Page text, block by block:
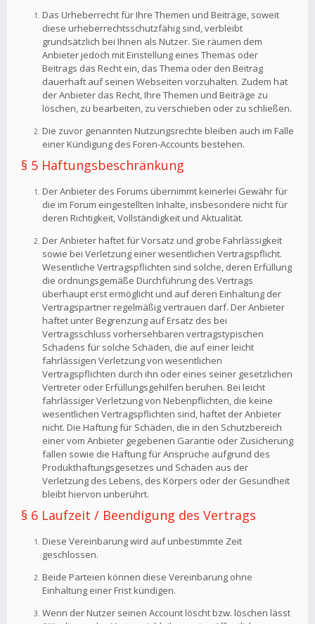
Das Urheberrecht für Ihre Themen und Beiträge, soweit
diese urheberrechtsschutzfähig sind, verbleibt
grundsätzlich bei Ihnen als Nutzer. Sie räumen dem
Anbieter jedoch mit Einstellung eines Themas oder
Beitrags das Recht ein, das Thema oder den Beitrag
dauerhaft auf seinen Webseiten vorzuhalten. Zudem hat
der Anbieter das Recht, Ihre Themen und Beiträge zu
löschen, zu bearbeiten, zu verschieben oder zu schließen.
Die zuvor genannten Nutzungsrechte bleiben auch im Falle
einer Kündigung des Foren-Accounts bestehen.
§ 5 Haftungsbeschränkung
Der Anbieter des Forums übernimmt keinerlei Gewähr für
die im Forum eingestellten Inhalte, insbesondere nicht für
deren Richtigkeit, Vollständigkeit und Aktualität.
Der Anbieter haftet für Vorsatz und grobe Fahrlässigkeit
sowie bei Verletzung einer wesentlichen Vertragspflicht.
Wesentliche Vertragspflichten sind solche, deren Erfüllung
die ordnungsgemäße Durchführung des Vertrags
überhaupt erst ermöglicht und auf deren Einhaltung der
Vertragspartner regelmäßig vertrauen darf. Der Anbieter
haftet unter Begrenzung auf Ersatz des bei
Vertragsschluss vorhersehbaren vertragstypischen
Schadens für solche Schäden, die auf einer leicht
fahrlässigen Verletzung von wesentlichen
Vertragspflichten durch ihn oder eines seiner gesetzlichen
Vertreter oder Erfüllungsgehilfen beruhen. Bei leicht
fahrlässiger Verletzung von Nebenpflichten, die keine
wesentlichen Vertragspflichten sind, haftet der Anbieter
nicht. Die Haftung für Schäden, die in den Schutzbereich
einer vom Anbieter gegebenen Garantie oder Zusicherung
fallen sowie die Haftung für Ansprüche aufgrund des
Produkthaftungsgesetzes und Schäden aus der
Verletzung des Lebens, des Körpers oder der Gesundheit
bleibt hiervon unberührt.
§ 6 Laufzeit / Beendigung des Vertrags
Diese Vereinbarung wird auf unbestimmte Zeit
geschlossen.
Beide Parteien können diese Vereinbarung ohne
Einhaltung einer Frist kündigen.
Wenn der Nutzer seinen Account löscht bzw. löschen lässt